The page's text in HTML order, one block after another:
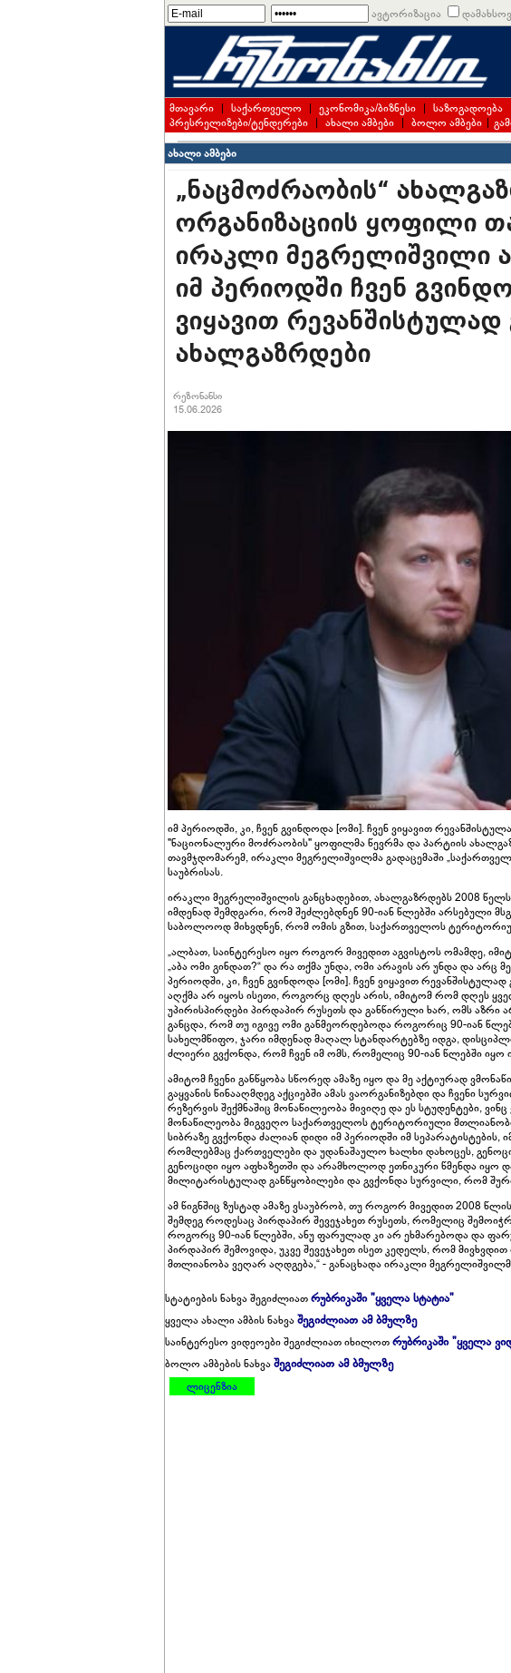
ავტორიზაცია
მთავარი | საქართველო | ეკონომიკა/ბიზნესი | საზოგადოება
პრესრელიზები/ტენდერები | ახალი ამბები | ბოლო ამბები |
ახალი ამბები
„ნაცმოძრაობის“
ორგანიზაციის ყოფილი
ირაკლი მეგრელიშვილი
იმ პერიოდში ჩვენ
ვიყავით
ახალგაზრდები
რეზონანსი
15.06.2026
იმ პერიოდში, კი, ჩვენ გვინდოდა [ომი]. ჩვენ ვიყავით
"ნაციონალური მოძრაობის" ყოფილმა წევრმა და პარტიის
თავმჯდომარემ, ირაკლი მეგრელიშვილმა გადაცემაში
საუბრისას.
ირაკლი მეგრელიშვილის განცხადებით, ახალგაზრდებს 2008
იმდენად შემდგარი, რომ შეძლებდნენ 90-იან წლებში არსებული
საბოლოოდ მიხვდნენ, რომ ომის გზით, საქართველოს
„ალბათ, საინტერესო იყო როგორ მივედით აგვისტოს ომამდე,
„აბა ომი გინდათ?“ და რა თქმა უნდა, ომი არავის არ უნდა და არც
პერიოდში, კი, ჩვენ გვინდოდა [ომი]. ჩვენ ვიყავით
აღქმა არ იყოს ისეთი, როგორც დღეს არის, იმიტომ რომ დღეს
უპირისპირდები პირდაპირ რუსეთს და განწირული ხარ, ომს აზრი
განცდა, რომ თუ იგივე ომი განმეორდებოდა როგორიც 90-იან
სახელმწიფო, ჯარი იმდენად მაღალ სტანდარტებზე იდგა,
ძლიერი გვქონდა, რომ ჩვენ იმ ომს, რომელიც 90-იან წლებში
ამიტომ ჩვენი განწყობა სწორედ ამაზე იყო და მე აქტიურად
გაყვანის წინააღმდეგ აქციებში ამას ვაორგანიზებდი და ჩვენი
რეზერვის შექმნაშიც მონაწილეობა მივიღე და ეს სტუდენტები,
მონაწილეობა მიგვეღო საქართველოს ტერიტორიული
სიბრაზე გვქონდა ძალიან დიდი იმ პერიოდში იმ სეპარატისტების,
რომლებმაც ქართველები და უდანაშაულო ხალხი დახოცეს,
გენოციდი იყო აფხაზეთში და არამხოლოდ ეთნიკური წმენდა იყო
მილიტარისტულად განწყობილები და გვქონდა სურვილი, რომ
ამ წიგნშიც ზუსტად ამაზე ვსაუბრობ, თუ როგორ მივედით 2008
შემდეგ როდესაც პირდაპირ შევეჯახეთ რუსეთს, რომელიც
როგორც 90-იან წლებში, ანუ ფარულად კი არ ეხმარებოდა და
პირდაპირ შემოვიდა, უკვე შევეჯახეთ ისეთ კედელს, რომ
მთლიანობა ვეღარ აღდგება,“ - განაცხადა ირაკლი
სტატიების ნახვა შეგიძლიათრუბრიკაში "ყველა სტატია"
ყველა ახალი ამბის ნახვაშეგიძლიათ ამ ბმულზე
საინტერესო ვიდეოები შეგიძლიათ იხილოთრუბრიკაში "ყველა
ბოლო ამბების ნახვაშეგიძლიათ ამ ბმულზე
ლიცენზია